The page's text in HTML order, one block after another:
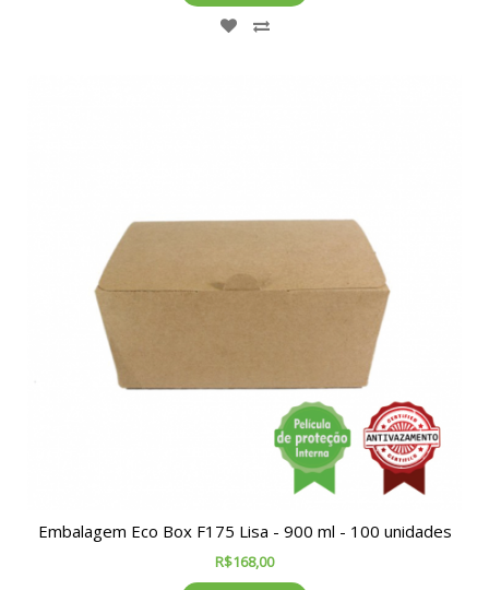
Embalagem Eco Box F175 Lisa - 900 ml - 100 unidades
R$168,00